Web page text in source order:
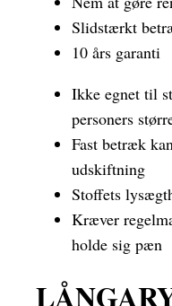
Slidstærkt
10 års garanti
Ikke egnet til
personers
Fast betræk
udskiftning
Stoffets
Kræver
holde sig pæn